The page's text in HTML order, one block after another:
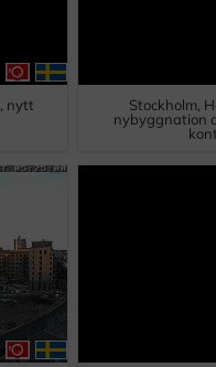
nytt
Stockholm,
nybyggnation